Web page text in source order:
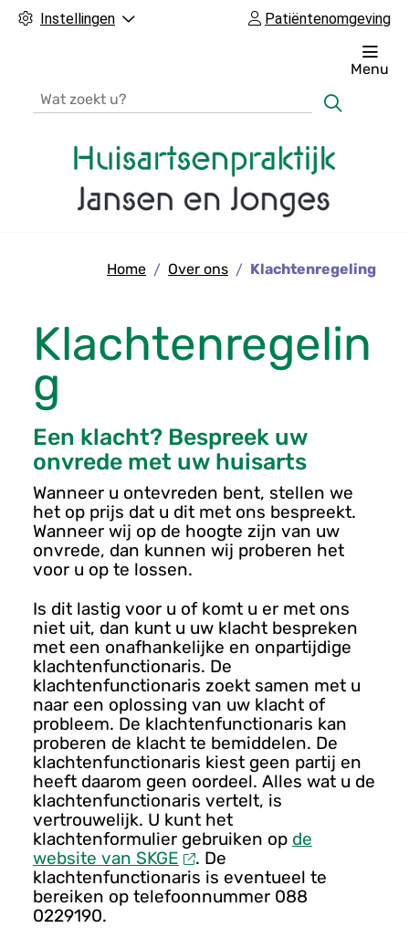
Instellingen Patiëntenomgeving
d
m
e
n
u
Menu
Home Over ons Klachtenregeling
Klachtenregelin
g
Een klacht? Bespreek uw
onvrede met uw huisarts
Wanneer u ontevreden bent, stellen we
het op prijs dat u dit met ons bespreekt.
Wanneer wij op de hoogte zijn van uw
onvrede, dan kunnen wij proberen het
voor u op te lossen.
Is dit lastig voor u of komt u er met ons
niet uit, dan kunt u uw klacht bespreken
met een onafhankelijke en onpartijdige
klachtenfunctionaris. De
klachtenfunctionaris zoekt samen met u
naar een oplossing van uw klacht of
probleem. De klachtenfunctionaris kan
proberen de klacht te bemiddelen. De
klachtenfunctionaris kiest geen partij en
heeft daarom geen oordeel. Alles wat u de
klachtenfunctionaris vertelt, is
vertrouwelijk. U kunt het
klachtenformulier gebruiken op de
website van SKGE
. De
klachtenfunctionaris is eventueel te
bereiken op telefoonnummer 088
0229190.